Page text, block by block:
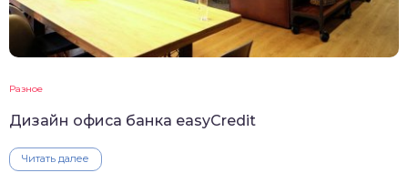
Разное
Дизайн офиса банка easyCredit
Читать далее